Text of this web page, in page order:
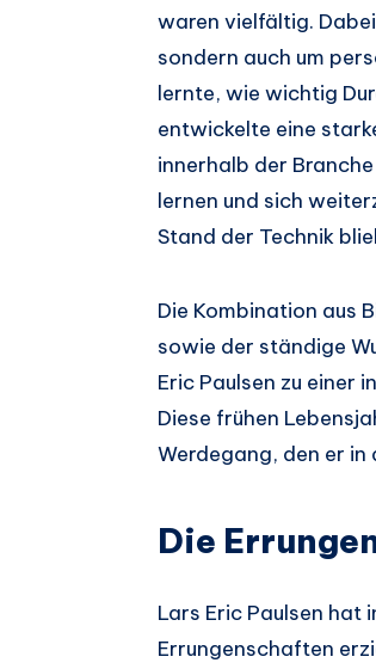
waren vielfältig.
sondern auch um
lernte, wie wichtig
entwickelte eine
innerhalb der
lernen und sich
Stand der Technik
Die Kombination aus
sowie der ständige
Eric Paulsen zu einer
Diese frühen
Werdegang, den er
Die
Lars Eric Paulsen hat
Errungenschaften